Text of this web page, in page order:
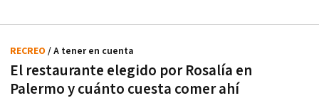
El restaurante elegido por Rosalía en
Palermo y cuánto cuesta comer ahí
RECREO / A tener en cuenta